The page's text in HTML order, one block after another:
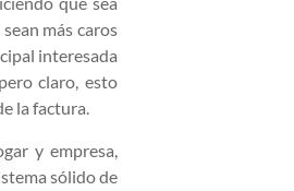
más caros
interesada
claro, esto
la factura.
y empresa,
sólido de